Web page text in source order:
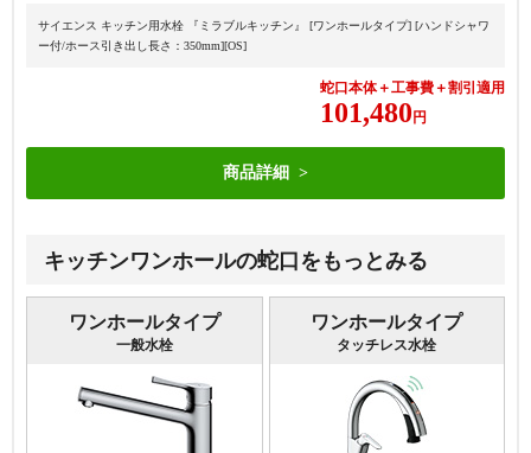
サイエンス キッチン用水栓 『ミラブルキッチン』 [ワンホールタイプ] [ハンドシャワ
ー付/ホース引き出し長さ：350mm][OS]
蛇口本体＋工事費＋割引適用
101,480 円
商品詳細
キッチンワンホールの蛇口をもっとみる
ワンホールタイプ
一般水栓
ワンホールタイプ
タッチレス水栓